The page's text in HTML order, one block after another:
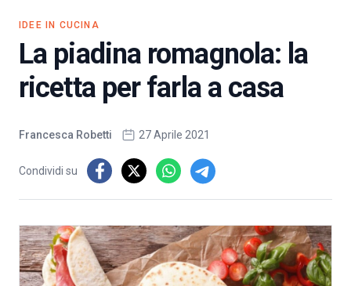
IDEE IN CUCINA
La piadina romagnola: la
ricetta per farla a casa
Francesca Robetti 27 Aprile 2021
Condividi su